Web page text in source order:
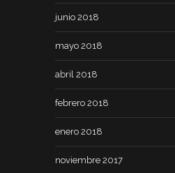
junio 2018
mayo 2018
abril 2018
febrero 2018
enero 2018
noviembre 2017